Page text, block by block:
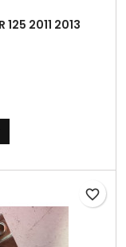
125 2011 2013
favorite_border